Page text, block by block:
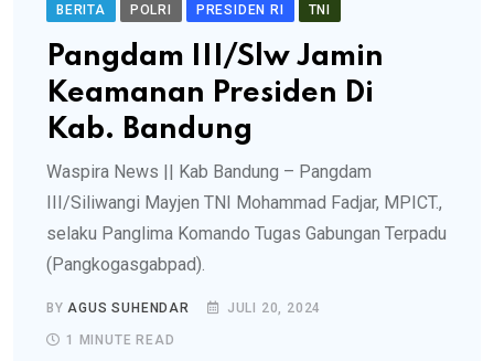
BERITA POLRI PRESIDEN RI TNI
Pangdam III/Slw Jamin
Keamanan Presiden Di
Kab. Bandung
Waspira News || Kab Bandung – Pangdam
III/Siliwangi Mayjen TNI Mohammad Fadjar, MPICT.,
selaku Panglima Komando Tugas Gabungan Terpadu
(Pangkogasgabpad).
BYAGUS SUHENDAR JULI 20, 2024
1 MINUTE READ